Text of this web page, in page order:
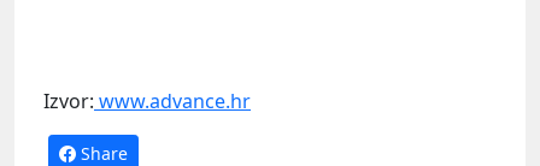
Izvor: www.advance.hr
Share